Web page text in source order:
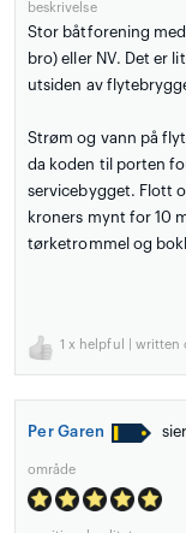
beskrivelse
Stor båtforening
bro) eller NV. Det er
utsiden av
Strøm og vann på
da koden til porten
servicebygget. Flott
kroners mynt for 10
tørketrommel og
1 x helpful | written
Per Garen
område